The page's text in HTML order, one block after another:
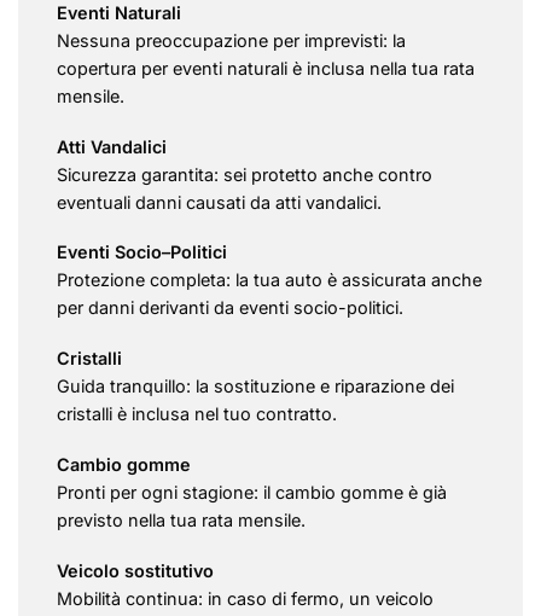
Eventi Naturali
Nessuna preoccupazione per imprevisti: la
copertura per eventi naturali è inclusa nella tua rata
mensile.
Atti Vandalici
Sicurezza garantita: sei protetto anche contro
eventuali danni causati da atti vandalici.
Eventi Socio–Politici
Protezione completa: la tua auto è assicurata anche
per danni derivanti da eventi socio-politici.
Cristalli
Guida tranquillo: la sostituzione e riparazione dei
cristalli è inclusa nel tuo contratto.
Cambio gomme
Pronti per ogni stagione: il cambio gomme è già
previsto nella tua rata mensile.
Veicolo sostitutivo
Mobilità continua: in caso di fermo, un veicolo